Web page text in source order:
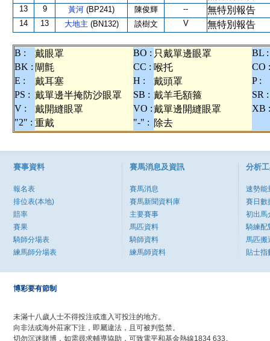
13 9 黃河 (BP241) 陳俊輝 -- 無特別報告
14 13 大地主 (BN132) 談樹文 V 無特別報告
B : 戴眼罩 BO : 只戴單邊眼罩
BL :
BK : 閘氈 CC : 喉托
CO :
E :
戴耳塞 H : 戴頭罩
P :
PS : 戴單邊半掩防沙眼罩 SB : 戴羊毛額箍
SR :
V :
戴開縫眼罩 VO :戴單邊開縫眼罩
XB :
"2" : 重戴 "-" : 除去
賽事資料
報名表
排位表(本地)
賠率
賽果
騎師分場表
練馬師分場表
賽馬消息及資訊
賽馬消息
賽馬新聞資料庫
主要賽事
馬匹資料
騎師資料
練馬師資料
分析
速勢能
賽日數
初出馬
騎練配
馬匹搬
貼士指
博彩要有節制
未滿十八歲人士不得投注或進入可投注的地方。
向非法或海外莊家下注，即屬違法，且可被判監禁。
切勿沉迷賭博，如需尋求輔導協助，可致電平和基金熱線1834 633。